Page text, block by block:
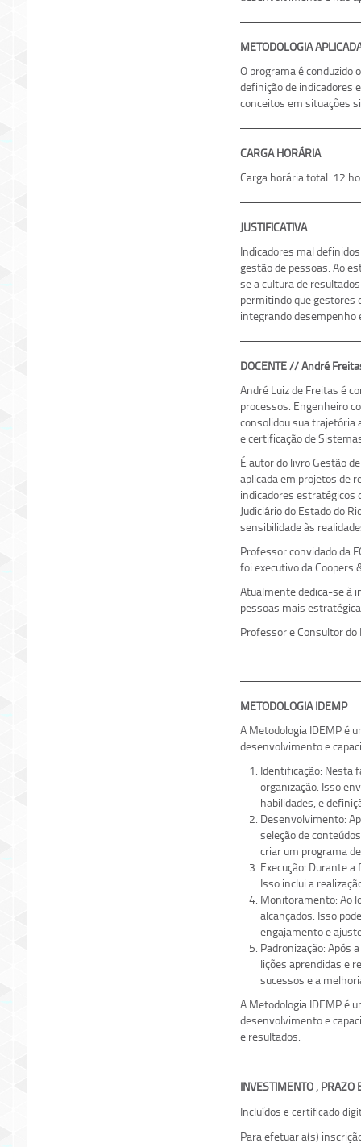
METODOLOGIA
O programa é conduzido
definição de indicadores
conceitos em situações
CARGA HORÁRIA
Carga horária total: 12
JUSTIFICATIVA
Indicadores mal
gestão de pessoas. Ao
se a cultura de
permitindo que gestores
integrando desempenho
DOCENTE // André
André Luiz de Freitas é
processos. Engenheiro
consolidou sua trajetória
e certificação de
É autor do livro Gestão
aplicada em projetos de
indicadores estratégicos
Judiciário do Estado do
sensibilidade às
Professor convidado da
foi executivo da Coopers
Atualmente dedica-se à
pessoas mais
Professor e Consultor do
METODOLOGIA IDEMP
A Metodologia IDEMP é
desenvolvimento e
Identificação: Nesta
organização. Isso
habilidades, e
Desenvolvimento:
seleção de
criar um programa
Execução: Durante
Isso inclui a
Monitoramento: Ao
alcançados. Isso
engajamento e
Padronização: Após
lições aprendidas e
sucessos e a
A Metodologia IDEMP é
desenvolvimento e
e resultados.
INVESTIMENTO , PRAZO
Incluídos e certificado
Para efetuar a(s)